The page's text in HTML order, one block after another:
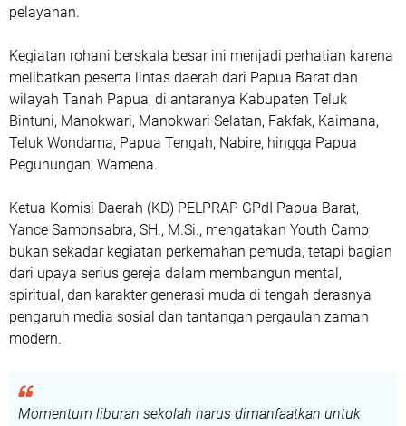
pelayanan.
Kegiatan rohani berskala besar ini menjadi perhatian karena
melibatkan peserta lintas daerah dari Papua Barat dan
wilayah Tanah Papua, di antaranya Kabupaten Teluk
Bintuni, Manokwari, Manokwari Selatan, Fakfak, Kaimana,
Teluk Wondama, Papua Tengah, Nabire, hingga Papua
Pegunungan, Wamena.
Ketua Komisi Daerah (KD) PELPRAP GPdI Papua Barat,
Yance Samonsabra, SH., M.Si., mengatakan Youth Camp
bukan sekadar kegiatan perkemahan pemuda, tetapi bagian
dari upaya serius gereja dalam membangun mental,
spiritual, dan karakter generasi muda di tengah derasnya
pengaruh media sosial dan tantangan pergaulan zaman
modern.
Momentum liburan sekolah harus dimanfaatkan untuk